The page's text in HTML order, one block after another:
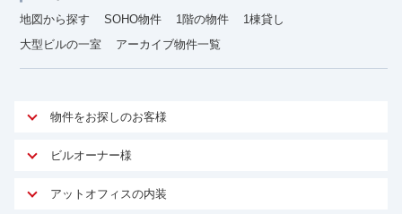
地図から探す
SOHO物件 1階の物件
1棟貸し
大型ビルの一室
アーカイブ物件一覧
物件をお探しのお客様
アットオフィスが選ばれる理由
ご契約者様インタビュー
ビルオーナー様
オーナー様向けサービス
アットオフィスの内装